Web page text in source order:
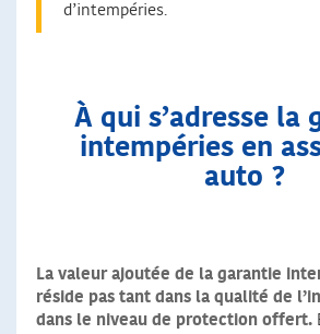
d’intempéries.
À qui s’adresse la
intempéries en
auto ?
La valeur ajoutée de la garantie
réside pas tant dans la qualité de
dans le niveau de protection offert.